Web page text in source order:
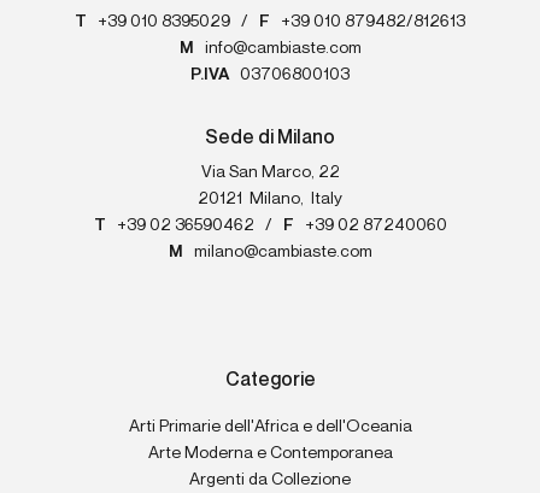
T +39 010 8395029 / F
+39 010 879482/812613
M
info@cambiaste.com
P.IVA
03706800103
Sede di Milano
Via San Marco, 22
20121
Milano,
Italy
T
+39 02 36590462 / F
+39 02 87240060
M
milano@cambiaste.com
Categorie
Arti Primarie dell'Africa e dell'Oceania
Arte Moderna e Contemporanea
Argenti da Collezione